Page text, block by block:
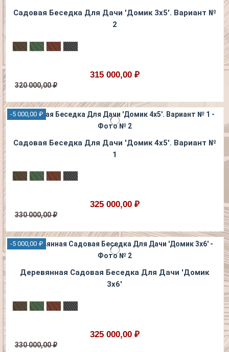
Садовая Беседка Для Дaчи 'Домик 3х5'. Вариант №
2
315 000,00 ₽
320 000,00 ₽
-5 000,00 ₽
Садовая Беседка Для Дачи 'Домик 4х5'. Вариант №
1
325 000,00 ₽
330 000,00 ₽
-5 000,00 ₽
Деревянная Садовая Беседка Для Дачи 'Домик
3х6'
325 000,00 ₽
330 000,00 ₽